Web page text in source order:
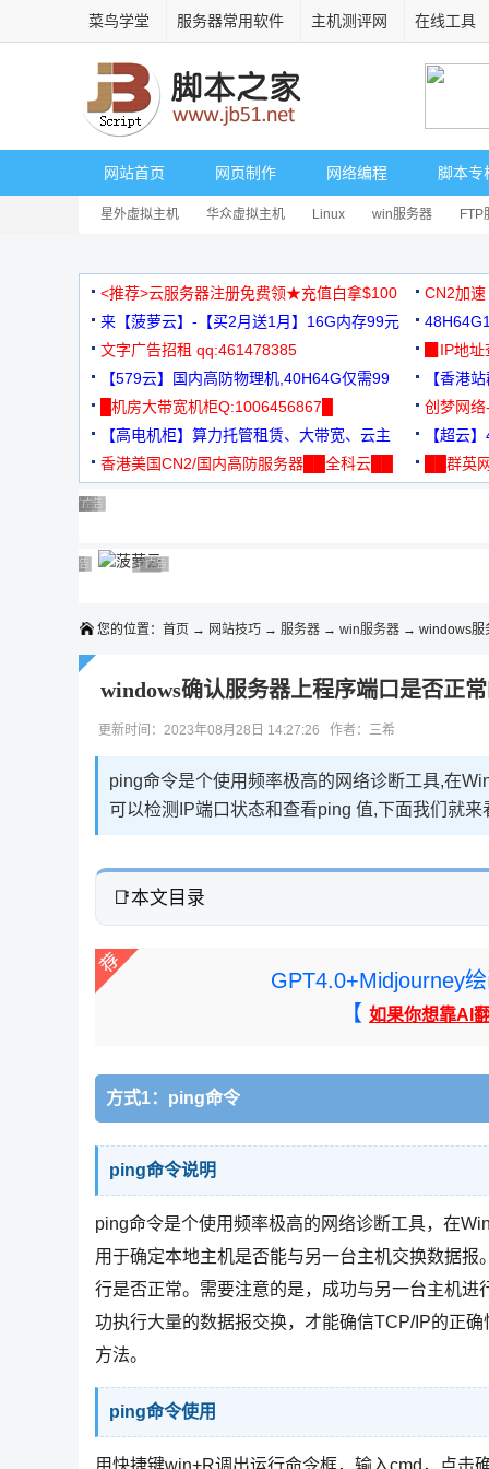
菜鸟学堂 服务器常用软件 主机测评网 在线工具
网站首页 网页制作 网络编程 脚本专
星外虚拟主机 华众虚拟主机 Linux win服务器 FTP
<推荐>云服务器注册免费领★充值白拿$100
CN2加
来【菠萝云】-【买2月送1月】16G内存99元
3000+
文字广告招租 qq:461478385
▉IP地
【579云】国内高防物理机,40H64G仅需99
元
【香港
█机房大带宽机柜Q:1006456867█
创梦网
88元/月
【高电机柜】算力托管租赁、大带宽、云主
机
【超云
香港美国CN2/国内高防服务器██全科云██
██群英
广告 商业广告，理性选择
广告 商业广告，理性选择
广告 商业广告，理性选择
广告 商业广告，理性选择
广告 商业广告，理性选择
广告 商业广告，理性选择
广告 商业广告，理性选择
广告 商业广告，理性选择广告 商业广告，理性选择
广告 商业广告，理性选择
您的位置： 首页 → 网站技巧 → 服务器 → win服务器 → windows服
windows确认服务器上程序端口是否正
更新时间：2023年08月28日 14:27:26 作者：三希
ping命令是个使用频率极高的网络诊断工具,在
可以检测IP端口状态和查看ping 值,下面我们就
本文目录
GPT4.0+Midjourney
【 如果你想靠AI
方式1：ping命令
ping命令说明
ping命令是个使用频率极高的网络诊断工具，在
用于确定本地主机是否能与另一台主机交换数据
行是否正常。需要注意的是，成功与另一台主机
功执行大量的数据报交换，才能确信TCP/IP的正
方法。
ping命令使用
用快捷键win+R调出运行命令框，输入cmd，点击